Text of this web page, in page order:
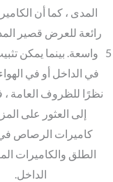
كاميرات الرصاصة بدقة تصوير 5
المدى ، كما أن
رائعة للعرض قصير
واسعة. بينما يمكن
في الداخل أو في
نظرًا للظروف العامة ،
إلى العثور على
كاميرات الرصاص في
الطلق والكاميرات
الداخل.